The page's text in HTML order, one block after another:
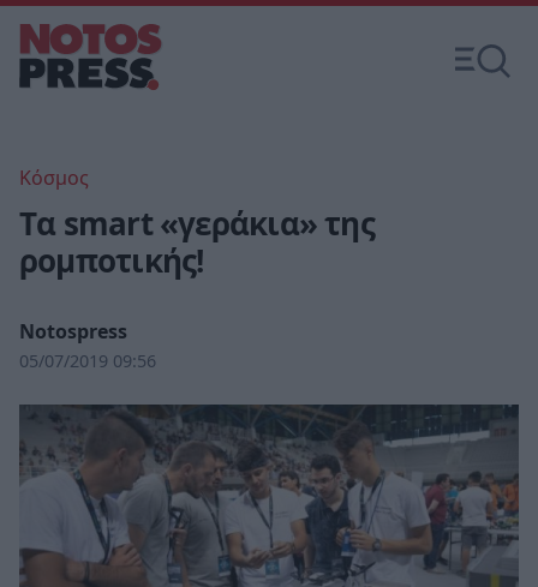
Κόσμος
Tα smart «γεράκια» της
ρομποτικής!
Notospress
05/07/2019 09:56